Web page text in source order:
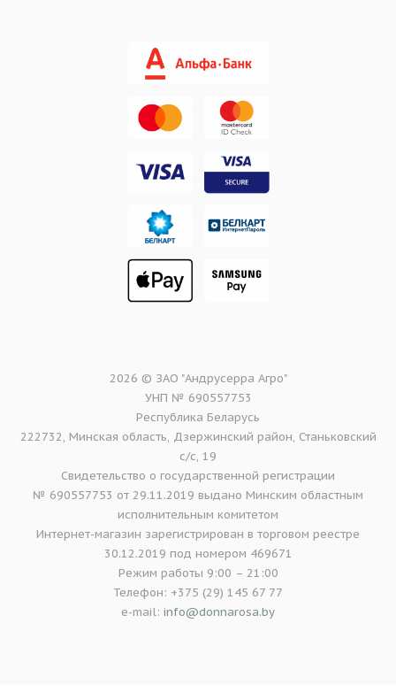
2026 © ЗАО "Андрусерра Агро"
УНП № 690557753
Республика Беларусь
222732, Минская область, Дзержинский район, Станьковский
с/с, 19
Свидетельство о государственной регистрации
№ 690557753 от 29.11.2019 выдано Минским областным
исполнительным комитетом
Интернет-магазин зарегистрирован в торговом реестре
30.12.2019 под номером 469671
Режим работы 9:00 – 21:00
Телефон: +375 (29) 145 67 77
e-mail: info@donnarosa.by